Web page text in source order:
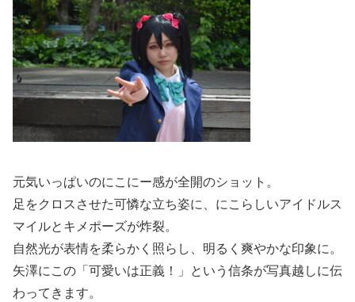
元気いっぱいのにこにー感が全開のショット。
足をクロスさせた可憐な立ち姿に、にこらしいアイドルス
マイルとキメポーズが炸裂。
自然光が表情を柔らかく照らし、明るく爽やかな印象に。
矢澤にこの「可愛いは正義！」という信条が写真越しに伝
わってきます。